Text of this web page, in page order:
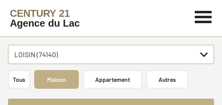
CENTURY 21
Agence du Lac
LOISIN (74140)
Tous Maison Appartement Autres